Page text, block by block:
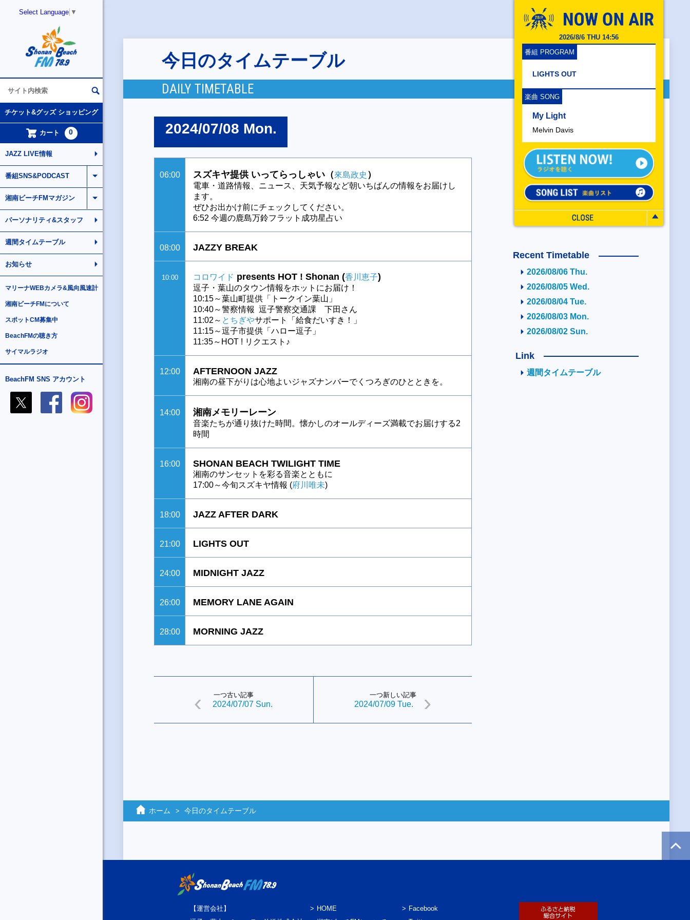
Select Language ▼
2026/8/6 THU 14:56
番組 PROGRAM
LIGHTS OUT
楽曲 SONG
My Light
Melvin Davis
チケット&グッズ ショッピング
カート 0
JAZZ LIVE情報
番組SNS&PODCAST
湘南ビーチFMマガジン
パーソナリティ&スタッフ
週間タイムテーブル
お知らせ
マリーナWEBカメラ&風向風速計
湘南ビーチFMについて
スポットCM募集中
BeachFMの聴き方
サイマルラジオ
BeachFM SNS アカウント
今日のタイムテーブル
DAILY TIMETABLE
2024/07/08 Mon.
06:00 スズキヤ提供 いってらっしゃい（來島政史 ）
電車・道路情報、ニュース、天気予報など朝いちばんの情報をお届けし
ます。
ぜひお出かけ前にチェックしてください。
6:52 今週の鹿島万鈴フラット成功星占い
08:00 JAZZY BREAK
10:00 コロワイド presents HOT ! Shonan (香川恵子)
逗子・葉山のタウン情報をホットにお届け！
10:15～葉山町提供「トークイン葉山」
10:40～警察情報 逗子警察交通課 下田さん
11:02～ とちぎやサポート「給食だいすき！」
11:15～逗子市提供「ハロー逗子」
11:35～HOT ! リクエスト♪
12:00 AFTERNOON JAZZ
湘南の昼下がりは心地よいジャズナンバーでくつろぎのひとときを。
14:00 湘南メモリーレーン
音楽たちが通り抜けた時間。懐かしのオールディーズ満載でお届けする2
時間
16:00 SHONAN BEACH TWILIGHT TIME
湘南のサンセットを彩る音楽とともに
17:00～今旬スズキヤ情報 (府川唯未)
18:00 JAZZ AFTER DARK
21:00 LIGHTS OUT
24:00 MIDNIGHT JAZZ
26:00 MEMORY LANE AGAIN
28:00 MORNING JAZZ
一つ古い記事
2024/07/07 Sun.
一つ新しい記事
2024/07/09 Tue.
Recent Timetable
2026/08/06 Thu.
2026/08/05 Wed.
2026/08/04 Tue.
2026/08/03 Mon.
2026/08/02 Sun.
Link
週間タイムテーブル
ホーム 今日のタイムテーブル
【運営会社】
HOME
Facebook